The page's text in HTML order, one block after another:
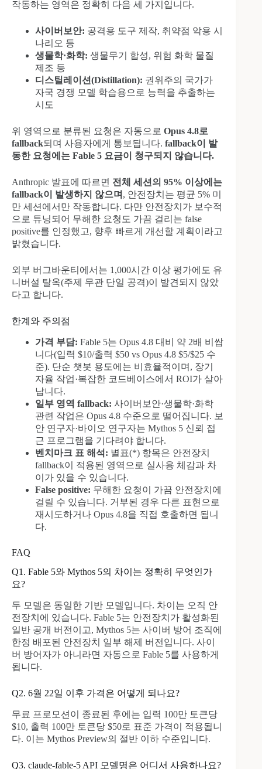
작동하는 영역은 정확히 다음 세 가지입니다.
사이버보안: 공격용 도구 제작, 취약점 악용 시
나리오 등
생물학·화학: 생물무기 합성, 위험 화학 물질
제조 등
디스틸레이션(Distillation): 권위주의 국가가
자국 경쟁 모델 학습용으로 능력을 추출하는
시도
위 영역으로 분류된 요청은 자동으로 Opus 4.8로
fallback되며 사용자에게 통보됩니다. fallback이 발
동한 요청에는 Fable 5 요금이 청구되지 않습니다.
Anthropic 발표에 따르면 전체 세션의 95% 이상에는
fallback이 발생하지 않으며 , 안전장치는 평균 5% 미
만 세션에서만 작동합니다. 다만 안전장치가 보수적
으로 튜닝되어 무해한 요청도 가끔 걸리는 false
positive를 인정했고, 향후 빠르게 개선할 계획이라고
밝혔습니다.
외부 버그바운티에서는 1,000시간 이상 평가에도 유
니버설 탈옥(주제 무관 단일 공격)이 발견되지 않았
다고 합니다.
한계와 주의점
가격 부담: Fable 5는 Opus 4.8 대비 약 2배 비쌉
니다(입력 $10/출력 $50 vs Opus 4.8 $5/$25 수
준). 단순 챗봇 용도에는 비효율적이며, 장기
자율 작업·복잡한 코드베이스에서 ROI가 살아
납니다.
일부 영역 fallback: 사이버보안·생물학·화학
관련 작업은 Opus 4.8 수준으로 떨어집니다. 보
안 연구자·바이오 연구자는 Mythos 5 신뢰 접
근 프로그램을 기다려야 합니다.
벤치마크 표 해석: 별표(*) 항목은 안전장치
fallback이 적용된 영역으로 실사용 체감과 차
이가 있을 수 있습니다.
False positive: 무해한 요청이 가끔 안전장치에
걸릴 수 있습니다. 거부된 경우 다른 표현으로
재시도하거나 Opus 4.8을 직접 호출하면 됩니
다.
FAQ
Q1. Fable 5와 Mythos 5의 차이는 정확히 무엇인가
요?
두 모델은 동일한 기반 모델입니다. 차이는 오직 안
전장치에 있습니다. Fable 5는 안전장치가 활성화된
일반 공개 버전이고, Mythos 5는 사이버 방어 조직에
한정 배포된 안전장치 일부 해제 버전입니다. 사이
버 방어자가 아니라면 자동으로 Fable 5를 사용하게
됩니다.
Q2. 6월 22일 이후 가격은 어떻게 되나요?
무료 프로모션이 종료된 후에는 입력 100만 토큰당
$10, 출력 100만 토큰당 $50로 표준 가격이 적용됩니
다. 이는 Mythos Preview의 절반 이하 수준입니다.
Q3. claude-fable-5 API 모델명은 어디서 사용하나요?